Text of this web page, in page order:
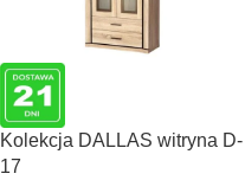
Kolekcja DALLAS witryna D-
17